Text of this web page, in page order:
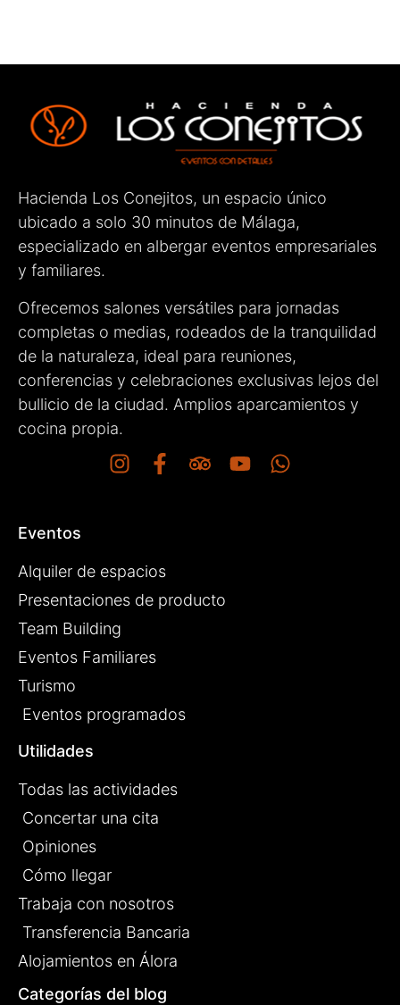
invitados nos sintiéramos muy cómodos.
celebrar cualquier evento. ¡Enhorabuena por el
gran trabajo que hacéis!
Hacienda Los Conejitos, un espacio único
ubicado a solo 30 minutos de Málaga,
especializado en albergar eventos empresariales
y familiares.
Ofrecemos salones versátiles para jornadas
completas o medias, rodeados de la tranquilidad
de la naturaleza, ideal para reuniones,
conferencias y celebraciones exclusivas lejos del
bullicio de la ciudad. Amplios aparcamientos y
cocina propia.
Eventos
Alquiler de espacios
Presentaciones de producto
Team Building
Eventos Familiares
Turismo
Eventos programados
Utilidades
Todas las actividades
Concertar una cita
Opiniones
Cómo llegar
Trabaja con nosotros
Transferencia Bancaria
Alojamientos en Álora
Categorías del blog